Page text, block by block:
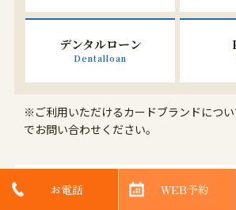
デンタルローン
Dentalloan
※ご利用いただけるカードブランドにつ
でお問い合わせください。
デンタルローンについて
お電話 WEB予約